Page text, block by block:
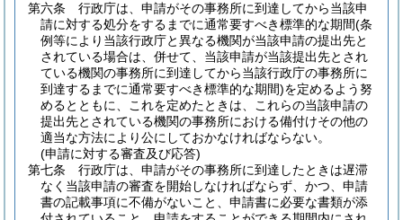
第六条
行政庁は、申請がその事務所に到達してから当該申
請に対する処分をするまでに通常要すべき標準的な期間(条
例等により当該行政庁と異なる機関が当該申請の提出先と
されている場合は、併せて、当該申請が当該提出先とされ
ている機関の事務所に到達してから当該行政庁の事務所に
到達するまでに通常要すべき標準的な期間)を定めるよう努
めるとともに、これを定めたときは、これらの当該申請の
提出先とされている機関の事務所における備付けその他の
適当な方法により公にしておかなければならない。
(申請に対する審査及び応答)
第七条
行政庁は、申請がその事務所に到達したときは遅滞
なく当該申請の審査を開始しなければならず、かつ、申請
書の記載事項に不備がないこと、申請書に必要な書類が添